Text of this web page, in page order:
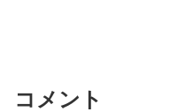
コメント